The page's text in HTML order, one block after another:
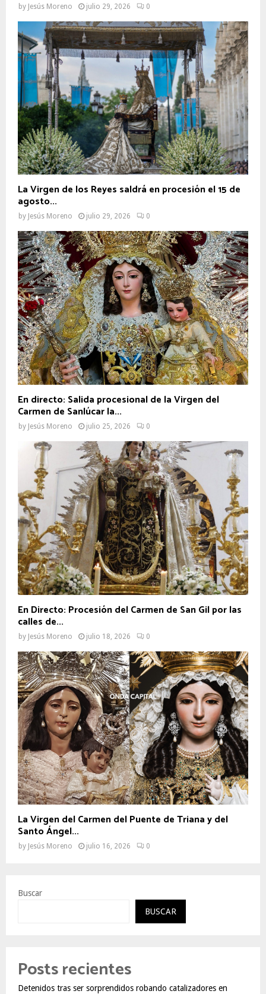
by Jesús Moreno julio 29, 2026 0
La Virgen de los Reyes saldrá en procesión el 15 de
agosto...
by Jesús Moreno julio 29, 2026 0
En directo: Salida procesional de la Virgen del
Carmen de Sanlúcar la...
by Jesús Moreno julio 25, 2026 0
En Directo: Procesión del Carmen de San Gil por las
calles de...
by Jesús Moreno julio 18, 2026 0
La Virgen del Carmen del Puente de Triana y del
Santo Ángel...
by Jesús Moreno julio 16, 2026 0
Buscar
BUSCAR
Posts recientes
Detenidos tras ser sorprendidos robando catalizadores en